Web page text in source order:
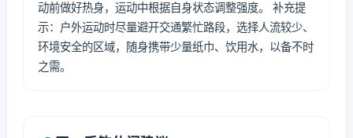
动前做好热身，运动中根据自身状态调整强度。 补充提
示：户外运动时尽量避开交通繁忙路段，选择人流较少、
环境安全的区域，随身携带少量纸巾、饮用水，以备不时
之需。